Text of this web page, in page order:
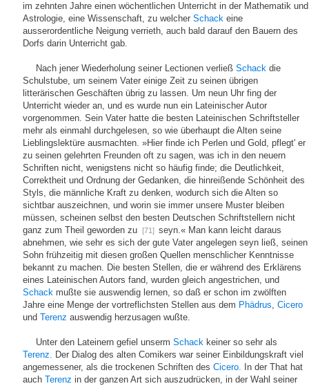
im zehnten Jahre einen wöchentlichen Unterricht in der Mathematik und
Astrologie, eine Wissenschaft, zu welcher Schack eine
ausserordentliche Neigung verrieth, auch bald darauf den Bauern des
Dorfs darin Unterricht gab.
Nach jener Wiederholung seiner Lectionen verließSchack die
Schulstube, um seinem Vater einige Zeit zu seinen übrigen
litterärischen Geschäften übrig zu lassen. Um neun Uhr fing der
Unterricht wieder an, und es wurde nun ein Lateinischer Autor
vorgenommen. Sein Vater hatte die besten Lateinischen Schriftsteller
mehr als einmahl durchgelesen, so wie überhaupt die Alten seine
Lieblingslektüre ausmachten. »Hier finde ich Perlen und Gold, pflegt' er
zu seinen gelehrten Freunden oft zu sagen, was ich in den neuern
Schriften nicht, wenigstens nicht so häufig finde; die Deutlichkeit,
Correktheit und Ordnung der Gedanken, die hinreißende Schönheit des
Styls, die männliche Kraft zu denken, wodurch sich die Alten so
sichtbar auszeichnen, und worin sie immer unsere Muster bleiben
müssen, scheinen selbst den besten Deutschen Schriftstellern nicht
ganz zum Theil geworden zu
[71] seyn.« Man kann leicht daraus
abnehmen, wie sehr es sich der gute Vater angelegen seyn ließ, seinen
Sohn frühzeitig mit diesen großen Quellen menschlicher Kenntnisse
bekannt zu machen. Die besten Stellen, die er während des Erklärens
eines Lateinischen Autors fand, wurden gleich angestrichen, und
Schack mußte sie auswendig lernen, so daß er schon im zwölften
Jahre eine Menge der vortreflichsten Stellen aus dem Phädrus, Cicero
und Terenz auswendig herzusagen wußte.
Unter den Lateinern gefiel unsermSchack keiner so sehr als
Terenz. Der Dialog des alten Comikers war seiner Einbildungskraft viel
angemessener, als die trockenen Schriften des Cicero. In der That hat
auch Terenz in der ganzen Art sich auszudrücken, in der Wahl seiner